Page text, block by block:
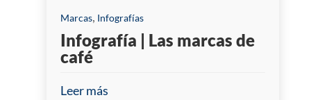
Marcas, Infografías
Infografía | Las marcas de
café
Leer más